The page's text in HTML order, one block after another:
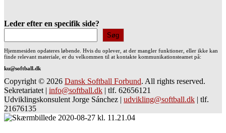
Leder efter en specifik side?
Søg
Hjemmesiden opdateres løbende. Hvis du oplever, at der mangler funktioner, eller ikke kan
finde relevant materiale, er du velkommen til at kontakte kommunikationsteamet på:
ku@softball.dk
Copyright © 2026 Dansk Softball Forbund. All rights reserved.
Sekretariatet | info@softball.dk | tlf. 62656121
Udviklingskonsulent Jorge Sánchez | udvikling@softball.dk | tlf.
21676135